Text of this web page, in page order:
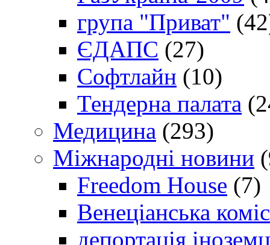
група "Приват"
ЄДАПС (27)
Софтлайн (10)
Тендерна палата
Медицина (293)
Міжнародні новини
Freedom House (7)
Венеціанська
депортація